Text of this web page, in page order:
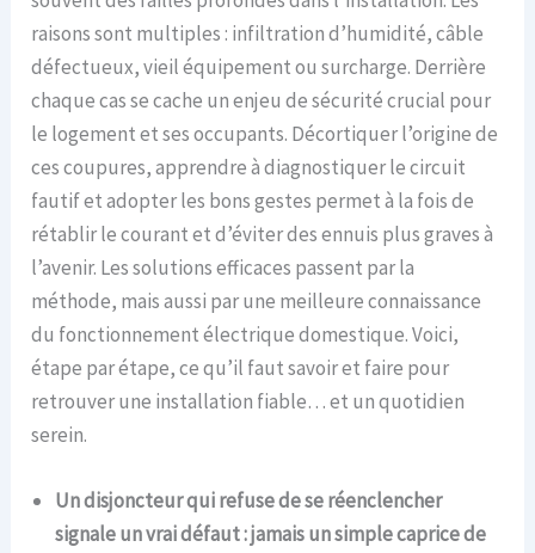
raisons sont multiples : infiltration d’humidité, câble
défectueux, vieil équipement ou surcharge. Derrière
chaque cas se cache un enjeu de sécurité crucial pour
le logement et ses occupants. Décortiquer l’origine de
ces coupures, apprendre à diagnostiquer le circuit
fautif et adopter les bons gestes permet à la fois de
rétablir le courant et d’éviter des ennuis plus graves à
l’avenir. Les solutions efficaces passent par la
méthode, mais aussi par une meilleure connaissance
du fonctionnement électrique domestique. Voici,
étape par étape, ce qu’il faut savoir et faire pour
retrouver une installation fiable… et un quotidien
serein.
Un disjoncteur qui refuse de se réenclencher
signale un vrai défaut : jamais un simple caprice de